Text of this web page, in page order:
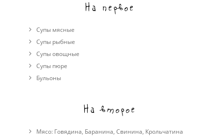
На первое
Супы мясные
Супы рыбные
Супы овощные
Cупы пюре
Бульоны
На второе
Мясо: Говядина, Баранина, Свинина, Крольчатина